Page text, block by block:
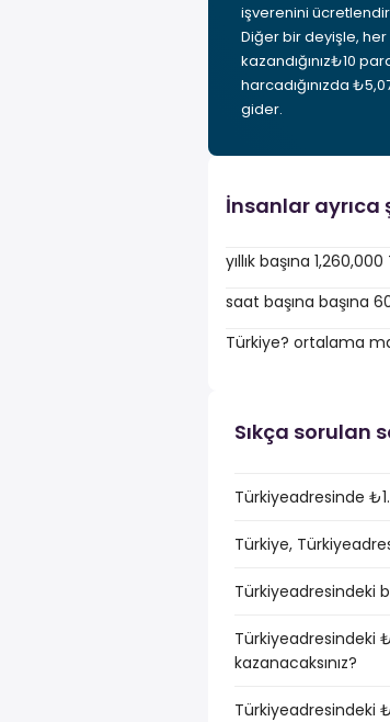
işverenini
Diğer bir deyişle,
kazandığınız₺10
harcadığınızda
gider.
İnsanlar ayrıca
yıllık başına
saat başına başına
Türkiye? ortalama
Sıkça sorulan
Türkiyeadresinde
Türkiye,
Türkiyeadresindeki
Türkiyeadresindeki
kazanacaksınız?
Türkiyeadresindeki